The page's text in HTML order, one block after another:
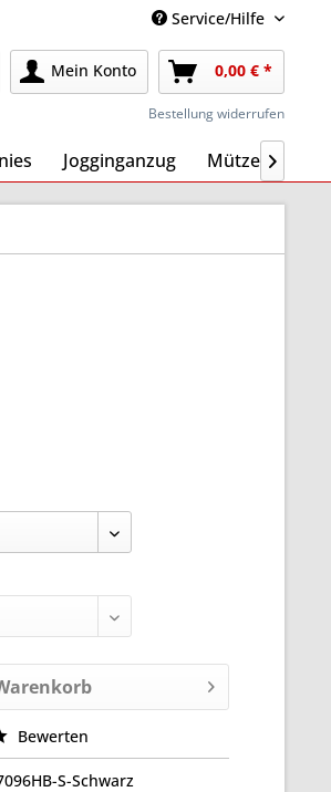
Service/Hilfe
Mein Konto 0,00 € *
Bestellung widerrufen
Jogginganzug Mützen
Bewerten
S-Schwarz